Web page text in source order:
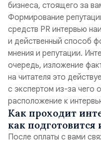
бизнеса, стоящего за
Формирование
средств PR интервью
и действенный способ
мнения и репутации.
очередь, изложение
на читателя это
с экспертом из-за чего
расположение к
Как проходит
как
После оплаты с вами